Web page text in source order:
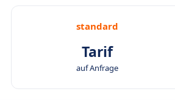
standard
Tarif
auf Anfrage